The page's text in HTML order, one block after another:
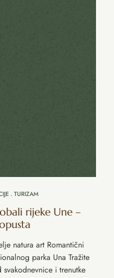
TURIZAM
rijeke Une –
natura art Romantični
parka Una Tražite
i trenutke